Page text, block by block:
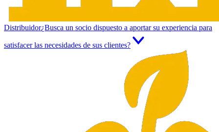
Distribuidor¿Busca un socio dispuesto a aportar su experiencia para
satisfacer las necesidades de sus clientes?